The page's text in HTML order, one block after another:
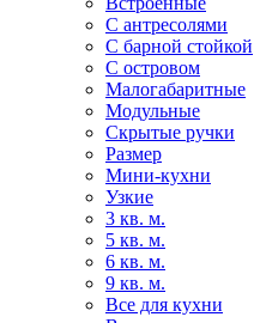
С антресолями
С барной стойкой
С островом
Малогабаритные
Модульные
Скрытые ручки
Размер
Мини-кухни
Узкие
3 кв. м.
5 кв. м.
6 кв. м.
9 кв. м.
Все для кухни